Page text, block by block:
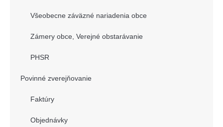
Všeobecne záväzné nariadenia obce
Zámery obce, Verejné obstarávanie
PHSR
Povinné zverejňovanie
Faktúry
Objednávky